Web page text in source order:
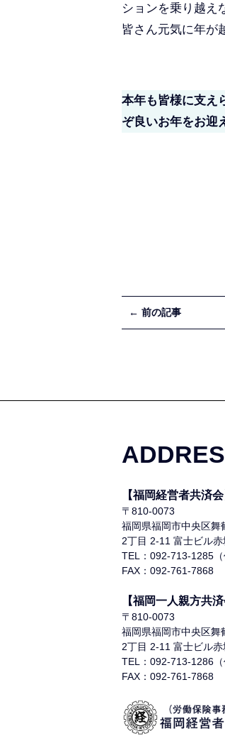
ションを乗り越え
皆さん元気に年が
本年も皆様に支え
ぞ良いお年をお迎
← 前の記事
【福岡経営者共済会
〒810-0073
福岡県福岡市中央区舞
2丁目 2-11 富士ビル
TEL：092-713-1285（
FAX：092-761-7868
【福岡一人親方共済
〒810-0073
福岡県福岡市中央区舞
2丁目 2-11 富士ビル
TEL：092-713-1286（
FAX：092-761-7868